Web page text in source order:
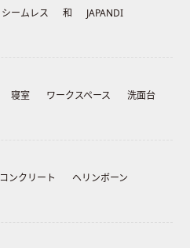
シームレス 和
JAPANDI
寝室 ワークスペース
洗面台
コンクリート
ヘリンボーン